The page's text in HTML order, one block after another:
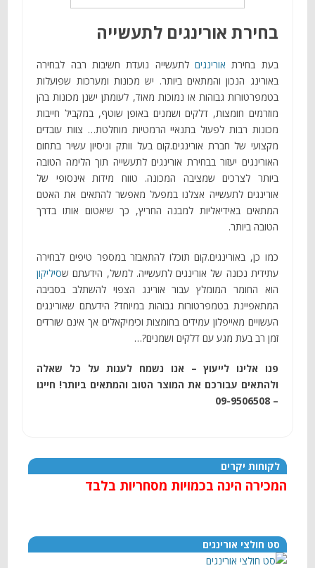
בחירת אורינגים לתעשייה
בעת בחירת אורינגיםלתעשייה נועדת חשיבות רבה לבחירה
באורינג הנכון והמתאים ביותר. יש מכונות ומערכות שפועלות
בטמפרטורות גבוהות או נמוכות מאוד, לעומתן ישנן מכונות בהן
מוזרמים חומצות, דלקים ושמנים באופן שוטף, במקביל חייבות
מכונות רבות לפעול בתנאיי הרמטיות מוחלטת… צוות עובדים
מקצועי של חברת אורינגים.קום בעל וותק וניסיון עשיר בתחום
האורינגים יעזור בבחירת אורינגים לתעשייה תוך הלימה הטובה
ביותר לצרכים שמציבה המכונה. טווח מידות אינסופי של
אורינגים לתעשייה אצלנו במפעל מאפשר להתאים את האטם
המתאים באידיאליות למבנה החריץ, כך שיאטום אותו בדרך
הטובה ביותר.
כמו כן, באורינגים.קום תוכלו להתאבזר במספר טיפים לבחירה
עתידית נכונה של אורינגים לתעשייה. למשל, הידעתם שסיליקון
הוא החומר המומלץ עבור אורינג הצפוי להשתלב בסביבה
המתאפיינת בטמפרטורות גבוהות במיוחד? הידעתם שאורינגים
העשויים מאייפלון עמידים בחומצות וכימיקאלים אך אינם שורדים
זמן רב בעת מגע עם דלקים ושמנים?…
פנו אלינו לייעוץ – אנו נשמח לענות על כל שאלה
ולהתאים עבורכם את המוצר הטוב והמתאים ביותר! חייגו
– 09-9506508
לקוחות יקרים
המכירה הינה בכמויות מסחריות בלבד
סט חולצי אורינגים